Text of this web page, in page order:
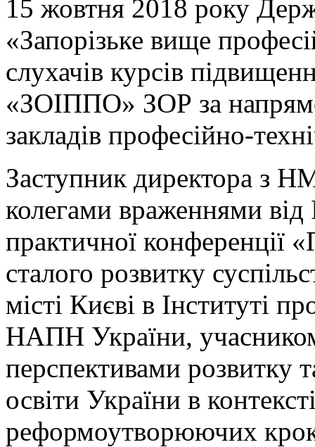
15 жовтня 2018 року
«Запорізьке вище
слухачів курсів
«ЗОІППО» ЗОР за
закладів професійно-
Заступник директора з
колегами враженнями
практичної конференції
сталого розвитку
місті Києві в Інституті
НАПН України,
перспективами розвитку
освіти України в
реформоутворюючих